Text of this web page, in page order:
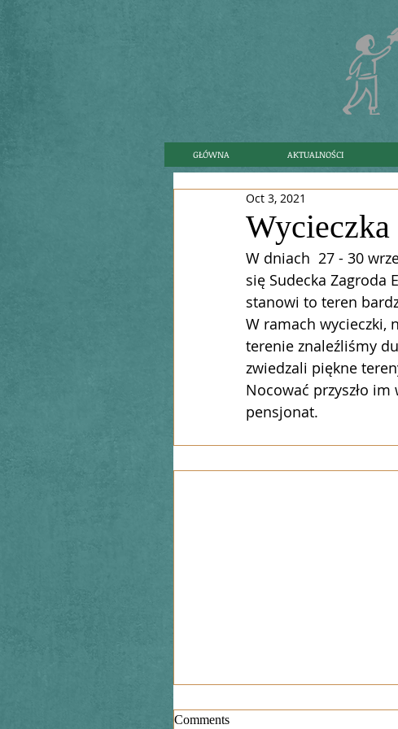
GŁÓWNA AKTUALNOŚCI
Oct 3, 2021
W dniach  27 - 30
się Sudecka Zagroda
stanowi to teren
W ramach wycieczki,
terenie znaleźliśmy
zwiedzali piękne
Nocować przyszło
pensjonat.
Comments